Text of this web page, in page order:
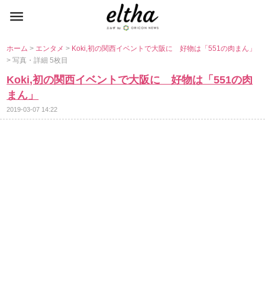
ホーム> エンタメ> Koki,初の関西イベントで大阪に 好物は「551の肉まん」
> 写真・詳細 5枚目
Koki,初の関西イベントで大阪に 好物は「551の肉
まん」
2019-03-07 14:22